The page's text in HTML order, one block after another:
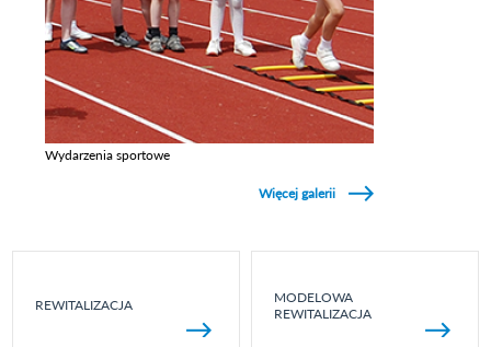
Wydarzenia sportowe
Więcej galerii
REWITALIZACJA
MODELOWA
REWITALIZACJA